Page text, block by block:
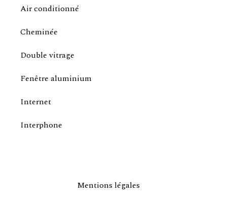
Air conditionné
Cheminée
Double vitrage
Fenêtre aluminium
Internet
Interphone
Mentions légales